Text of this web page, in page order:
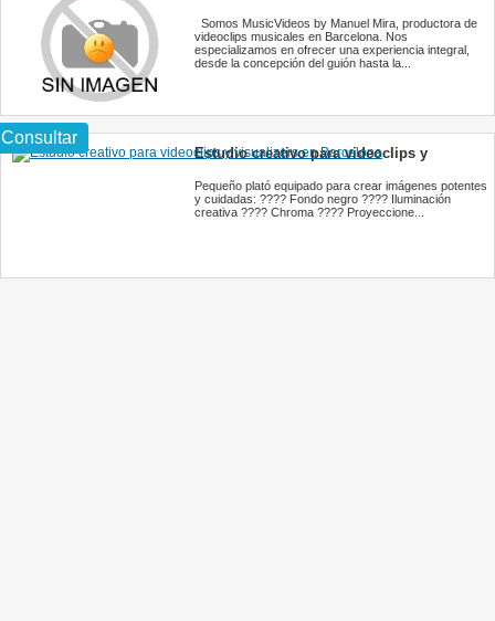
Somos MusicVideos by Manuel Mira, productora de
videoclips musicales en Barcelona. Nos
especializamos en ofrecer una experiencia integral,
desde la concepción del guión hasta la...
Consultar
Estudio creativo para videoclips y
Pequeño plató equipado para crear imágenes potentes
y cuidadas: ???? Fondo negro ???? Iluminación
creativa ???? Chroma ???? Proyeccione...